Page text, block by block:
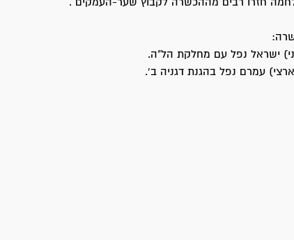
חזרו רבים מההכשרה לקבוץ שער-העמקים .
ישראל נפל עם מחלקת הל"ה.
עמרם נפל בהגנת דגניה ב'.